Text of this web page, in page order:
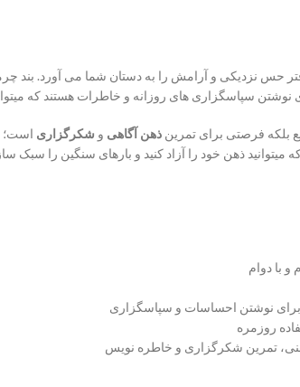
حس نزدیکی و آرامش را به دستان شما می آورد. بند
سپاسگزاری های روزانه و خاطرات هستند که
بلکه فرصتی برای تمرین ذهن آگاهی و شکرگزاری است؛
ذهن خود را آزاد کنید و بارهای سنگین را سبک
با دوام
نوشتن احساسات و سپاسگزاری
روزمره
تمرین شکرگزاری و خاطره نویس